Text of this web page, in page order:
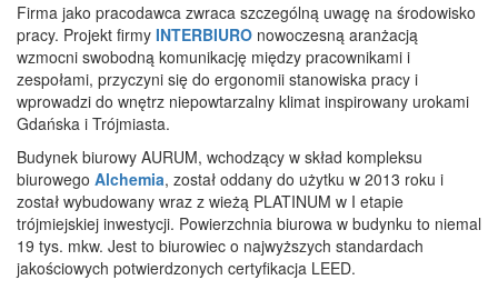
Firma jako pracodawca zwraca szczególną uwagę na środowisko
pracy. Projekt firmy INTERBIURO nowoczesną aranżacją
wzmocni swobodną komunikację między pracownikami i
zespołami, przyczyni się do ergonomii stanowiska pracy i
wprowadzi do wnętrz niepowtarzalny klimat inspirowany urokami
Gdańska i Trójmiasta.
Budynek biurowy AURUM, wchodzący w skład kompleksu
biurowego Alchemia, został oddany do użytku w 2013 roku i
został wybudowany wraz z wieżą PLATINUM w I etapie
trójmiejskiej inwestycji. Powierzchnia biurowa w budynku to niemal
19 tys. mkw. Jest to biurowiec o najwyższych standardach
jakościowych potwierdzonych certyfikacja LEED.